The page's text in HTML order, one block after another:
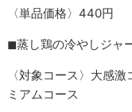
〈単品価格〉440円
◼︎蒸し鶏の冷やしジャ
〈対象コース〉大感
ミアムコース